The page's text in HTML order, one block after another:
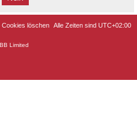
Alle Zeiten sind UTC+02:00
Cookies löschen
Limited